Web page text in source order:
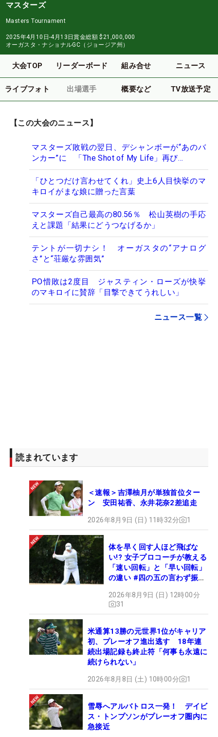
マスターズ
Masters Tournament
2025年4月10日-4月13日賞金総額 $21,000,000
オーガスタ・ナショナルGC（ジョージア州）
大会TOP リーダーボード 組み合せ ニュース
ライブフォト 出場選手 概要など TV放送予定
【この大会のニュース】
マスターズ敗戦の翌日、デシャンボーが“あのバ
ンカー”に 「The Shot of My Life」再び…
「ひとつだけ言わせてくれ」史上6人目快挙のマ
キロイがまな娘に贈った言葉
マスターズ自己最高の80.56％ 松山英樹の手応
えと課題「結果にどうつなげるか」
テントが一切ナシ！ オーガスタの“アナログ
さ”と“荘厳な雰囲気”
PO惜敗は2度目 ジャスティン・ローズが快挙
のマキロイに賛辞「目撃できてうれしい」
ニュース一覧
読まれています
＜速報＞吉澤柚月が単独首位ター
ン 安田祐香、永井花奈2差追走
2026年8月9日 (日) 11時32分 1
体を早く回す人ほど飛ばな
い!? 女子プロコーチが教える
「速い回転」と「早い回転」
の違い #四の五の言わず振り
2026年8月9日 (日) 12時00分
31
米通算13勝の元世界1位がキャリア
初、プレーオフ進出逃す 18年連
続出場記録も終止符「何事も永遠に
続けられない」
2026年8月8日 (土) 10時00分 1
雪辱へアルバトロス一発！ デイビ
ス・トンプソンがプレーオフ圏内に
急接近